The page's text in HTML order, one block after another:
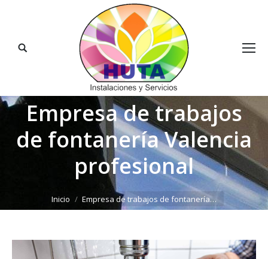
Buscar:
Empresa de trabajos
de fontanería Valencia
profesional
Inicio Empresa de trabajos de fontanería…